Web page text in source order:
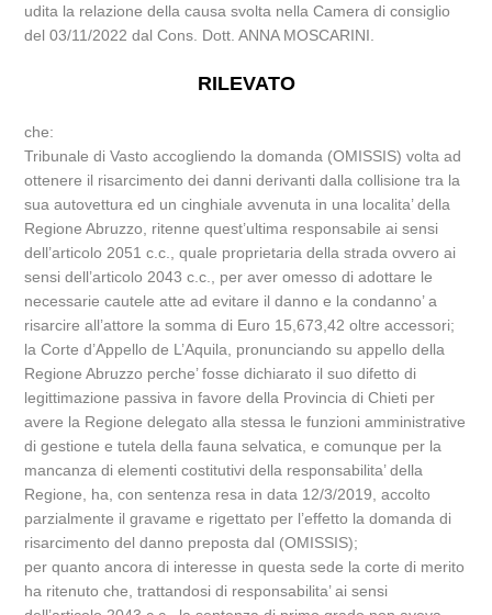
udita la relazione della causa svolta nella Camera di consiglio
del 03/11/2022 dal Cons. Dott. ANNA MOSCARINI.
RILEVATO
che:
Tribunale di Vasto accogliendo la domanda (OMISSIS) volta ad
ottenere il risarcimento dei danni derivanti dalla collisione tra la
sua autovettura ed un cinghiale avvenuta in una localita’ della
Regione Abruzzo, ritenne quest’ultima responsabile ai sensi
dell’articolo 2051 c.c., quale proprietaria della strada ovvero ai
sensi dell’articolo 2043 c.c., per aver omesso di adottare le
necessarie cautele atte ad evitare il danno e la condanno’ a
risarcire all’attore la somma di Euro 15,673,42 oltre accessori;
la Corte d’Appello de L’Aquila, pronunciando su appello della
Regione Abruzzo perche’ fosse dichiarato il suo difetto di
legittimazione passiva in favore della Provincia di Chieti per
avere la Regione delegato alla stessa le funzioni amministrative
di gestione e tutela della fauna selvatica, e comunque per la
mancanza di elementi costitutivi della responsabilita’ della
Regione, ha, con sentenza resa in data 12/3/2019, accolto
parzialmente il gravame e rigettato per l’effetto la domanda di
risarcimento del danno preposta dal (OMISSIS);
per quanto ancora di interesse in questa sede la corte di merito
ha ritenuto che, trattandosi di responsabilita’ ai sensi